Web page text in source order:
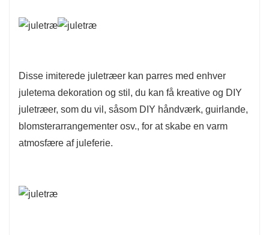
Disse imiterede juletræer kan parres med enhver
juletema dekoration og stil, du kan få kreative og DIY
juletræer, som du vil, såsom DIY håndværk, guirlande,
blomsterarrangementer osv., for at skabe en varm
atmosfære af juleferie.